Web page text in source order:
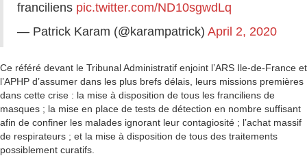
franciliens pic.twitter.com/ND10sgwdLq
— Patrick Karam (@karampatrick) April 2, 2020
Ce référé devant le Tribunal Administratif enjoint l’ARS Ile-de-France et
l’APHP d’assumer dans les plus brefs délais, leurs missions premières
dans cette crise : la mise à disposition de tous les franciliens de
masques ; la mise en place de tests de détection en nombre suffisant
afin de confiner les malades ignorant leur contagiosité ; l’achat massif
de respirateurs ; et la mise à disposition de tous des traitements
possiblement curatifs.